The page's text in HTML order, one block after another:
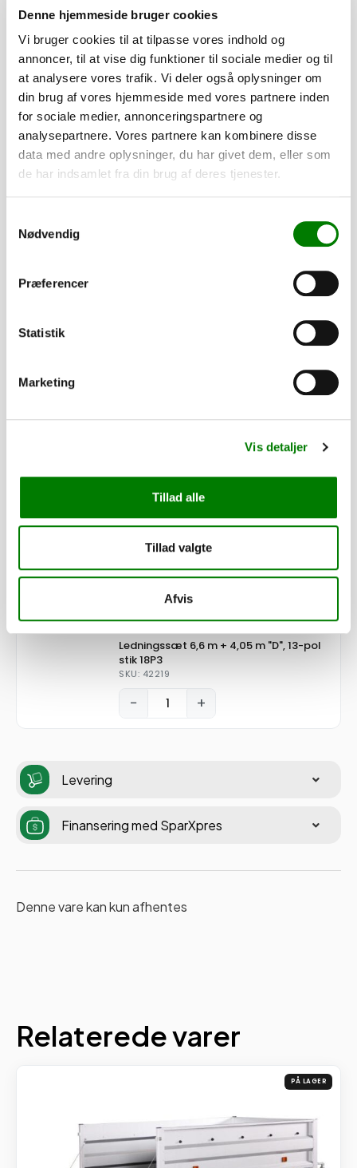
Denne hjemmeside bruger cookies
Vi bruger cookies til at tilpasse vores indhold og
annoncer, til at vise dig funktioner til sociale medier og til
at analysere vores trafik. Vi deler også oplysninger om
din brug af vores hjemmeside med vores partnere inden
for sociale medier, annonceringspartnere og
analysepartnere. Vores partnere kan kombinere disse
data med andre oplysninger, du har givet dem, eller som
de har indsamlet fra din brug af deres tjenester.
Nødvendig
Præferencer
Statistik
Marketing
Vis detaljer
Tillad alle
Tillad valgte
Afvis
Når du køber en trailer hos os, vil du modtage en e-mail,
hvor vi beder dig om at oplyse navn, adresse og CPR-
nummer. Disse oplysninger er nødvendige for at kunne
indregistrere din trailer korrekt. Du skal blot besvare e-
mailen med de påkrævede oplysninger.
Hvis du har spørgsmål, er du naturligvis altid velkommen til
at kontakte os.
Tilpas din trailer efter dine behov. Alle dele er som standard
Påløbsbremse KF20/A GF
SKU: 10130
− +
2.536,00kr. ekskl. moms
Ledningssæt 6,6 m + 4,05 m "D", 13-pol
stik 18P3
SKU: 42219
− +
1.360,00kr.
1.088,00kr.
Levering
Finansering med SparXpres
Denne vare kan kun afhentes
Relaterede varer
PÅ LAGER